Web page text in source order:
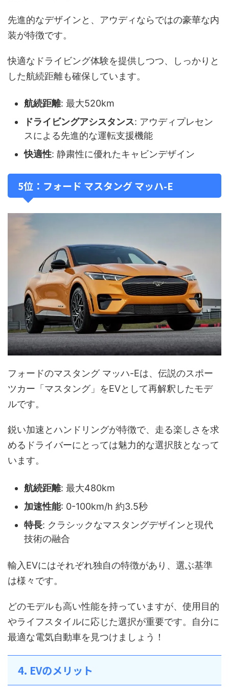
先進的なデザインと、アウディならではの豪華な内
装が特徴です。
快適なドライビング体験を提供しつつ、しっかりと
した航続距離も確保しています。
航続距離: 最大520km
ドライビングアシスタンス: アウディプレセン
スによる先進的な運転支援機能
快適性: 静粛性に優れたキャビンデザイン
5位：フォード マスタング マッハ-E
フォードのマスタング マッハ-Eは、伝説のスポー
ツカー「マスタング」をEVとして再解釈したモデ
ルです。
鋭い加速とハンドリングが特徴で、走る楽しさを求
めるドライバーにとっては魅力的な選択肢となって
います。
航続距離: 最大480km
加速性能: 0-100km/h 約3.5秒
特長: クラシックなマスタングデザインと現代
技術の融合
輸入EVにはそれぞれ独自の特徴があり、選ぶ基準
は様々です。
どのモデルも高い性能を持っていますが、使用目的
やライフスタイルに応じた選択が重要です。自分に
最適な電気自動車を見つけましょう！
4. EVのメリット